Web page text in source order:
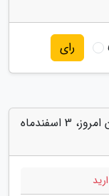
رای
دیدگاه های مرتبط با "مراکز آموزشی آبادان امروز، 3 اسفندماه